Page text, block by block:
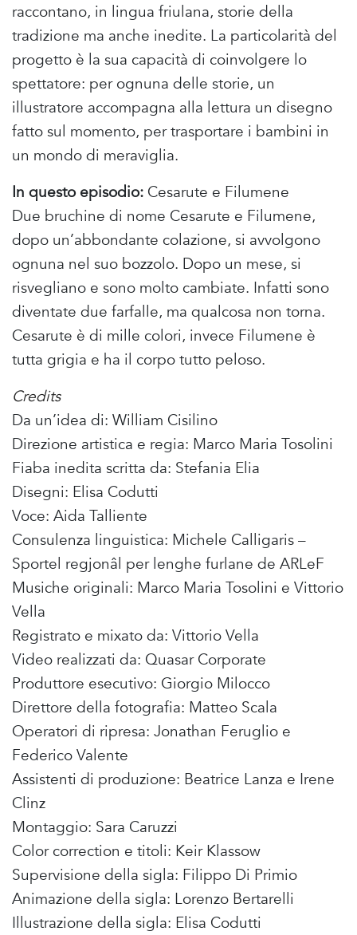
raccontano, in lingua friulana, storie della
tradizione ma anche inedite. La particolarità del
progetto è la sua capacità di coinvolgere lo
spettatore: per ognuna delle storie, un
illustratore accompagna alla lettura un disegno
fatto sul momento, per trasportare i bambini in
un mondo di meraviglia.
In questo episodio: Cesarute e Filumene
Due bruchine di nome Cesarute e Filumene,
dopo un’abbondante colazione, si avvolgono
ognuna nel suo bozzolo. Dopo un mese, si
risvegliano e sono molto cambiate. Infatti sono
diventate due farfalle, ma qualcosa non torna.
Cesarute è di mille colori, invece Filumene è
tutta grigia e ha il corpo tutto peloso.
Credits
Da un’idea di: William Cisilino
Direzione artistica e regia: Marco Maria Tosolini
Fiaba inedita scritta da: Stefania Elia
Disegni: Elisa Codutti
Voce: Aida Talliente
Consulenza linguistica: Michele Calligaris –
Sportel regjonâl per lenghe furlane de ARLeF
Musiche originali: Marco Maria Tosolini e Vittorio
Vella
Registrato e mixato da: Vittorio Vella
Video realizzati da: Quasar Corporate
Produttore esecutivo: Giorgio Milocco
Direttore della fotografia: Matteo Scala
Operatori di ripresa: Jonathan Feruglio e
Federico Valente
Assistenti di produzione: Beatrice Lanza e Irene
Clinz
Montaggio: Sara Caruzzi
Color correction e titoli: Keir Klassow
Supervisione della sigla: Filippo Di Primio
Animazione della sigla: Lorenzo Bertarelli
Illustrazione della sigla: Elisa Codutti